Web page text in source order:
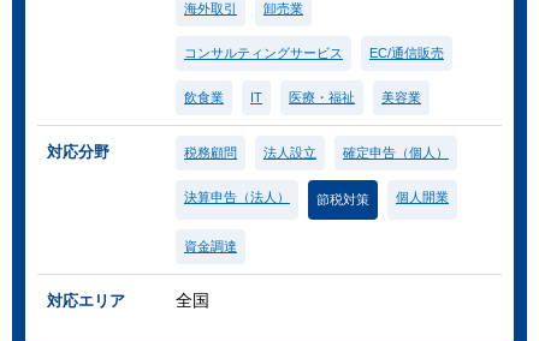
海外取引 卸売業
コンサルティングサービス EC/通信販売
飲食業 IT 医療・福祉 美容業
対応分野 税務顧問 法人設立 確定申告（個人）
決算申告（法人） 節税対策 個人開業
資金調達
対応エリア 全国